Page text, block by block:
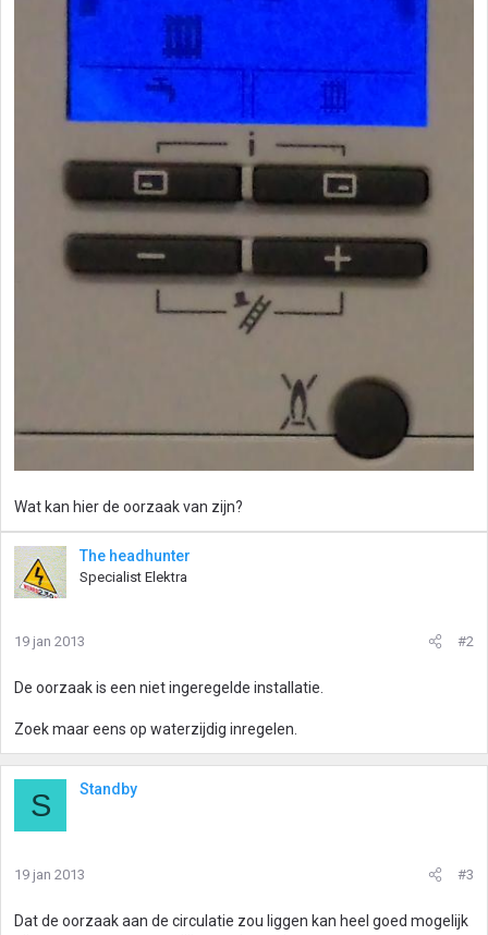
Wat kan hier de oorzaak van zijn?
The headhunter
Specialist Elektra
19 jan 2013 #2
De oorzaak is een niet ingeregelde installatie.
Zoek maar eens op waterzijdig inregelen.
S Standby
19 jan 2013 #3
Dat de oorzaak aan de circulatie zou liggen kan heel goed mogelijk